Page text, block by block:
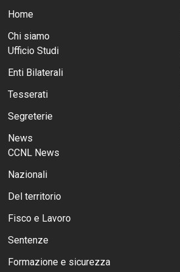
Home
Chi siamo
Ufficio Studi
Enti Bilaterali
Tesserati
Segreterie
News
CCNL News
Nazionali
Del territorio
Fisco e Lavoro
Sentenze
Formazione e sicurezza